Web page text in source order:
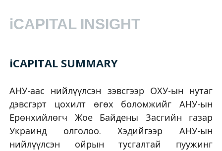
iCAPITAL INSIGHT
iCAPITAL SUMMARY
АНУ-аас нийлүүлсэн зэвсгээр ОХУ-ын нутаг
дэвсгэрт цохилт өгөх боломжийг АНУ-ын
Ерөнхийлөгч Жое Байдены Засгийн газар
Украинд олголоо. Хэдийгээр АНУ-ын
нийлүүлсэн ойрын тусгалтай пуужинг